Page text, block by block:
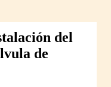
del
de